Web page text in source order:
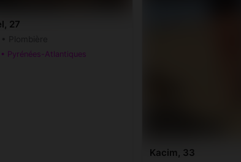
27
Pyrénées-Atlantiques
Kacim, 33